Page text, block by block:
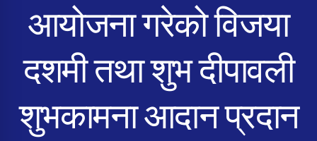
आयोजना गरेको विजया
दशमी तथा शुभ दीपावली
शुभकामना आदान प्रदान